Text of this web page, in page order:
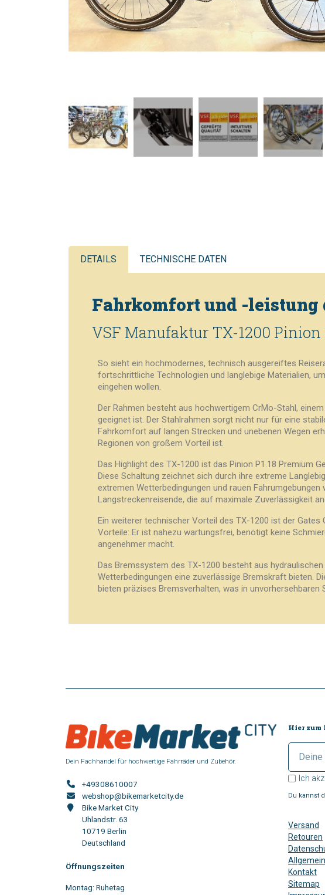
DETAILS TECHNISCHE DATEN
Fahrkomfort und -leistung
VSF Manufaktur TX-1200 Pinion
So sieht ein hochmodernes, technisch ausgereiftes
fortschrittliche Technologien und langlebige Materialien,
eingehen wollen.
Der Rahmen besteht aus hochwertigem CrMo-Stahl,
geeignet ist. Der Stahlrahmen sorgt nicht nur für eine
Fahrkomfort auf langen Strecken und unebenen Wegen
Regionen von großem Vorteil ist.
Das Highlight des TX-1200 ist das Pinion P1.18 Premium
Diese Schaltung zeichnet sich durch ihre extreme
extremen Wetterbedingungen und rauen
Langstreckenreisende, die auf maximale Zuverlässigkeit
Ein weiterer technischer Vorteil des TX-1200 ist der
Vorteile: Er ist nahezu wartungsfrei, benötigt keine
angenehmer macht.
Das Bremssystem des TX-1200 besteht aus
Wetterbedingungen eine zuverlässige Bremskraft bieten.
bieten präzises Bremsverhalten, was in
Dein Fachhandel für hochwertige Fahrräder und Zubehör.
+49308610007
webshop@bikemarketcity.de
Bike Market City
Uhlandstr. 63
10719 Berlin
Deutschland
Öffnungszeiten
Montag: Ruhetag
Hier zum
Ich
Du kannst
Versand
Retouren
Kontakt
Sitemap